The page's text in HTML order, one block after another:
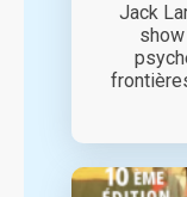
Jack
show